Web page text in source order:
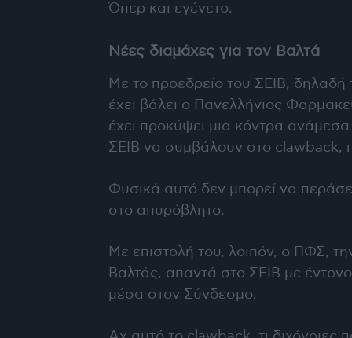
Όπερ και εγένετο.
Νέες διαμάχες για τον Βαλτά
Με το προεδρείο του ΣΕΙΒ, δηλαδή
έχει βάλει ο Πανελλήνιος
έχει προκύψει μια κόντρα
ΣΕΙΒ να συμβάλουν στο clawback,
Φυσικά αυτό δεν μπορεί να
στο απυρόβλητο.
Με επιστολή του, λοιπόν, ο ΠΦΣ,
Βαλτάς, απαντά στο ΣΕΙΒ με
μέσα στον Σύνδεσμο.